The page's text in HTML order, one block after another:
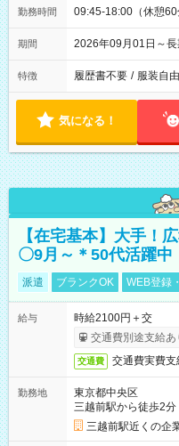
勤務時間 09:45-18:00（休憩60
期間 2026年09月01日～
特徴 履歴書不要 / 服装自由
気になる！
【在宅基本】大手！
〇9月～＊50代活躍中
派遣 ブランクOK WEB登録
給与
時給2100円＋交
交通費別途支給あ
交通費 交通費実費支
勤務地
東京都中央区
三越前駅から徒歩2分
三越前駅近くの企